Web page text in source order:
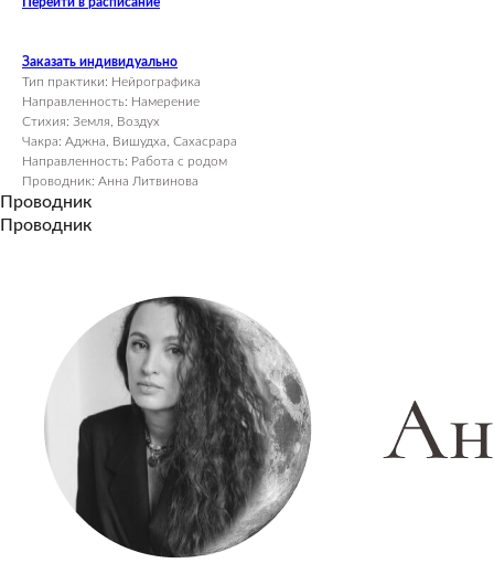
Заказать индивидуально
Тип практики: Нейрографика
Направленность: Намерение
Стихия: Земля, Воздух
Чакра: Аджна, Вишудха, Сахасрара
Направленность: Работа с родом
Проводник: Анна Литвинова
Проводник
Проводник